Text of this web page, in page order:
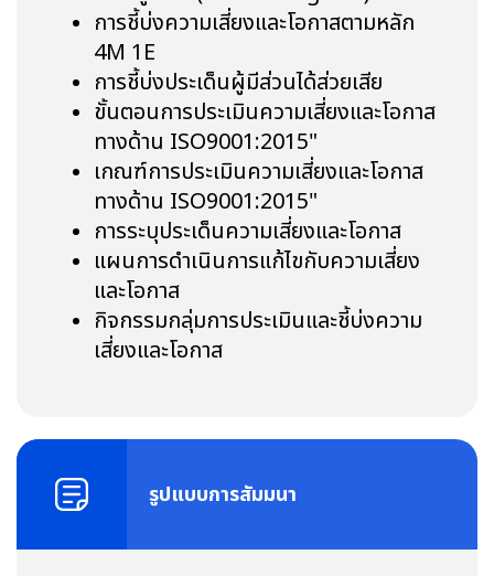
การชี้บ่งความเสี่ยงและโอกาสตามหลัก
4M 1E
การชี้บ่งประเด็นผู้มีส่วนได้ส่วยเสีย
ขั้นตอนการประเมินความเสี่ยงและโอกาส
ทางด้าน ISO9001:2015"
เกณฑ์การประเมินความเสี่ยงและโอกาส
ทางด้าน ISO9001:2015"
การระบุประเด็นความเสี่ยงและโอกาส
แผนการดำเนินการแก้ไขกับความเสี่ยง
และโอกาส
กิจกรรมกลุ่มการประเมินและชี้บ่งความ
เสี่ยงและโอกาส
รูปแบบการสัมมนา